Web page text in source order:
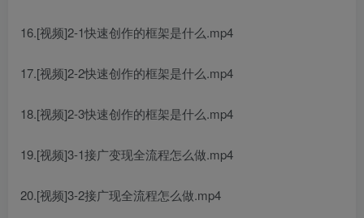
16.[视频]2-1快速创作的框架是什么.mp4
17.[视频]2-2快速创作的框架是什么.mp4
18.[视频]2-3快速创作的框架是什么.mp4
19.[视频]3-1接广变现全流程怎么做.mp4
20.[视频]3-2接广现全流程怎么做.mp4